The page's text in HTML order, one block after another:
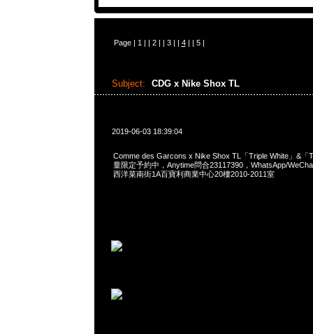
Page | 1 | | 2| | 3| | 4| | 5|
Subject: CDG x Nike Shox TL
2019-06-03 18:39:04
Comme des Garcons x Nike Shox TL「Triple White」&「
量限定予約中，Anytime問合23117390，WhatsApp/
西洋菜南街1A百寶利商業中心20樓2010-2011室